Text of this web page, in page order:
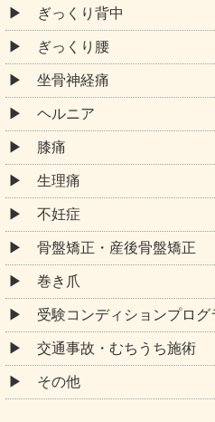
ぎっくり背中
ぎっくり腰
坐骨神経痛
ヘルニア
膝痛
生理痛
不妊症
骨盤矯正・産後骨盤矯正
巻き爪
受験コンディションプログ
交通事故・むちうち施術
その他